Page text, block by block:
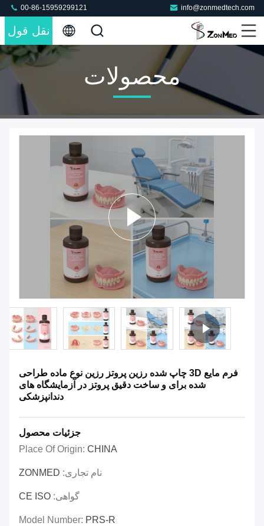
info@zonmedtech.com
00-86-15959299121
نقل قول
محصولات
فرم مایع 3D چاپ شده رزین پروتز رزین نوع ماده طراحی
شده برای و ساخت دقیق پروتز در آزمایشگاه های
دندانپزشکی
جزئیات محصول
Place Of Origin: CHINA
نام تجاری: ZONMED
گواهی: CE ISO
Model Number: PRS-R